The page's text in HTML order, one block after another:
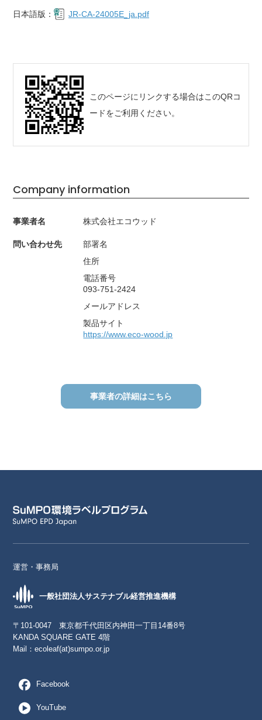
日本語版： JR-CA-24005E_ja.pdf
このページにリンクする場合はこのQRコ
ードをご利用ください。
Company information
事業者名 株式会社エコウッド
問い合わせ先
部署名
住所
電話番号
093-751-2424
メールアドレス
製品サイト
https://www.eco-wood.jp
事業者の詳細はこちら
運営・事務局
一般社団法人サステナブル経営推進機構
〒101-0047 東京都千代田区内神田一丁目14番8号
KANDA SQUARE GATE 4階
Mail：ecoleaf(at)sumpo.or.jp
Facebook
YouTube